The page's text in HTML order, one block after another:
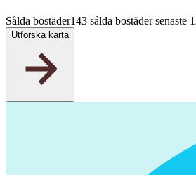
Sålda bostäder143 sålda bostäder senaste
Utforska karta